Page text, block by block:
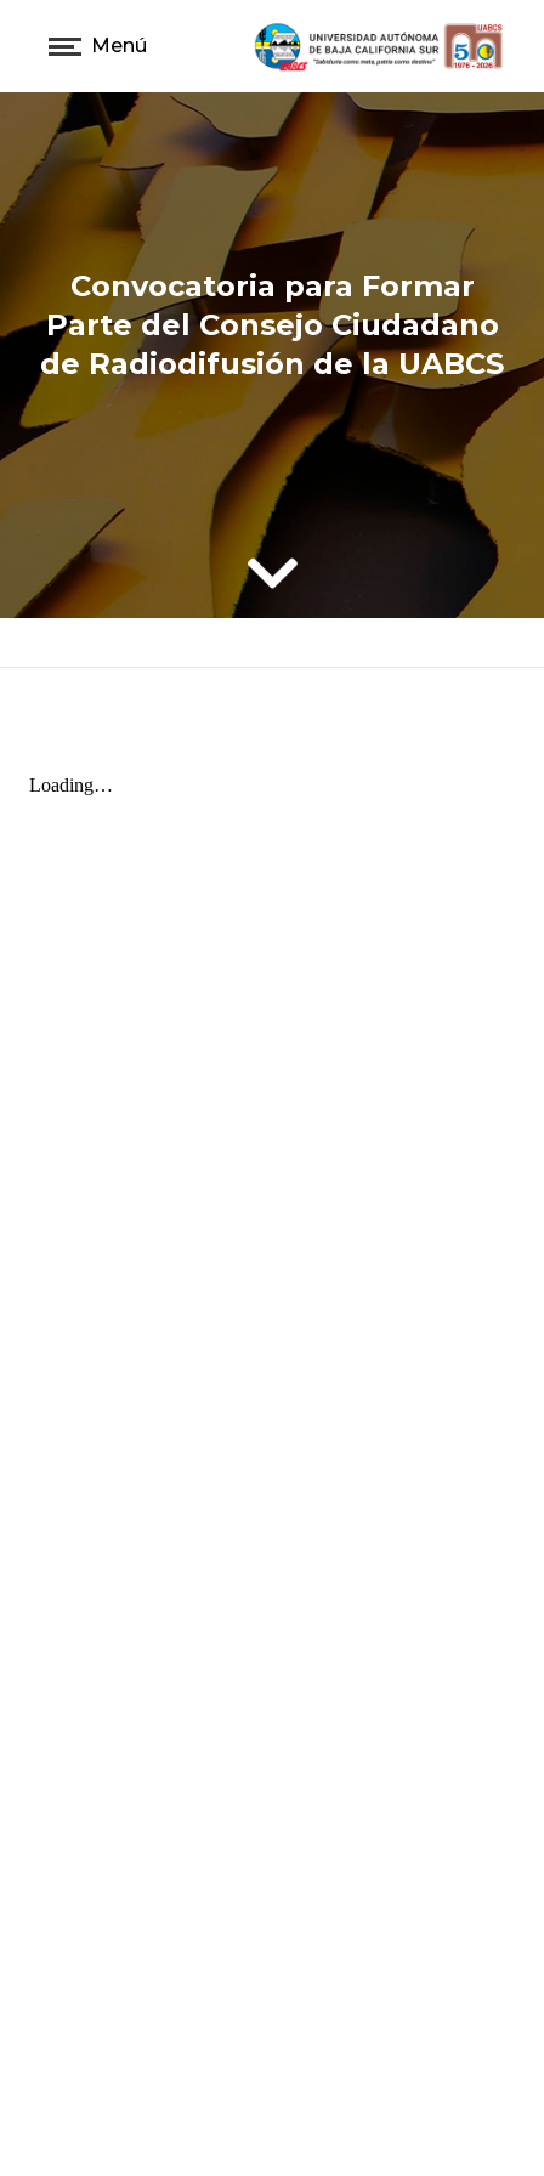
Menú
Convocatoria para Formar
Parte del Consejo Ciudadano
de Radiodifusión de la UABCS